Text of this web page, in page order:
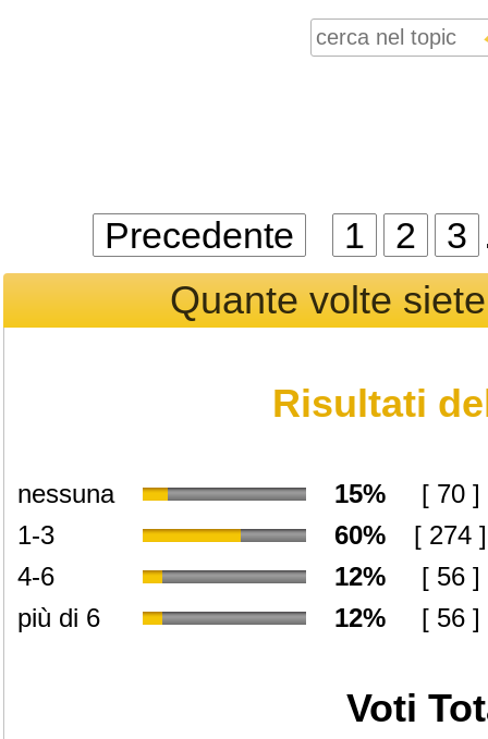
Precedente 1 2 3
Quante volte
Risultati
nessuna 15%
[ 70 ]
1-3
60%
[ 274 ]
4-6
12%
[ 56 ]
più di 6
12% [ 56 ]
Voti